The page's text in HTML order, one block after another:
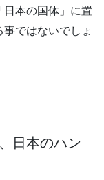
日本の国体」に置
ではないでしょ
日本のハン